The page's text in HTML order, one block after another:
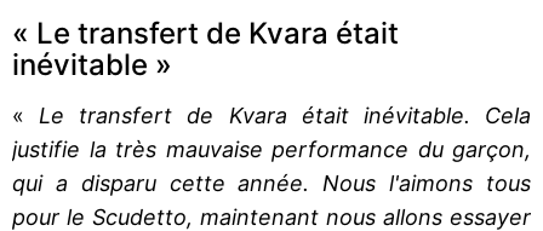
« Le transfert de Kvara était
inévitable »
« Le transfert de Kvara était inévitable. Cela
justifie la très mauvaise performance du garçon,
qui a disparu cette année. Nous l'aimons tous
pour le Scudetto, maintenant nous allons essayer